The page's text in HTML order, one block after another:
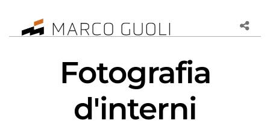
Fotografia
d'interni